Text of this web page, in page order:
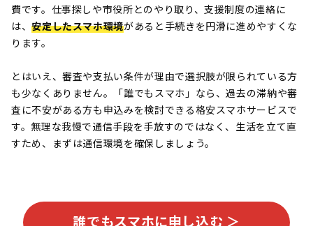
費です。仕事探しや市役所とのやり取り、支援制度の連絡に
は、安定したスマホ環境があると手続きを円滑に進めやすくな
ります。
とはいえ、審査や支払い条件が理由で選択肢が限られている方
も少なくありません。「誰でもスマホ」なら、過去の滞納や審
査に不安がある方も申込みを検討できる格安スマホサービスで
す。無理な我慢で通信手段を手放すのではなく、生活を立て直
すため、まずは通信環境を確保しましょう。
誰でもスマホに申し込む ＞